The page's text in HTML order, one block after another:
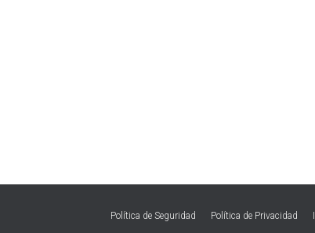
Política de Seguridad Política de Privacidad